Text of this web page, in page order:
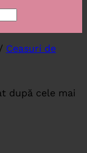
/ Ceasuri de
după cele mai